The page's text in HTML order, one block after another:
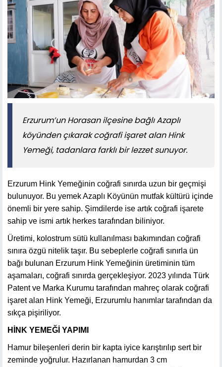
Erzurum’un Horasan ilçesine bağlı Azaplı
köyünden çıkarak coğrafi işaret alan Hink
Yemeği, tadanlara farklı bir lezzet sunuyor.
Erzurum Hink Yemeğinin coğrafi sınırda uzun bir geçmişi
bulunuyor. Bu yemek Azaplı Köyünün mutfak kültürü içinde
önemli bir yere sahip. Şimdilerde ise artık coğrafi işarete
sahip ve ismi artık herkes tarafından biliniyor.
Üretimi, kolostrum sütü kullanılması bakımından coğrafi
sınıra özgü nitelik taşır. Bu sebeplerle coğrafi sınırla ün
bağı bulunan Erzurum Hink Yemeğinin üretiminin tüm
aşamaları, coğrafi sınırda gerçekleşiyor. 2023 yılında Türk
Patent ve Marka Kurumu tarafından mahreç olarak coğrafi
işaret alan Hink Yemeği, Erzurumlu hanımlar tarafından da
sıkça pişiriliyor.
HİNK YEMEĞİ YAPIMI
Hamur bileşenleri derin bir kapta iyice karıştırılıp sert bir
zeminde yoğrulur. Hazırlanan hamurdan 3 cm